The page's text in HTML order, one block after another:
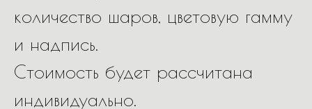
количество шаров, цветовую гамму
и надпись.
Стоимость будет рассчитана
индивидуально.